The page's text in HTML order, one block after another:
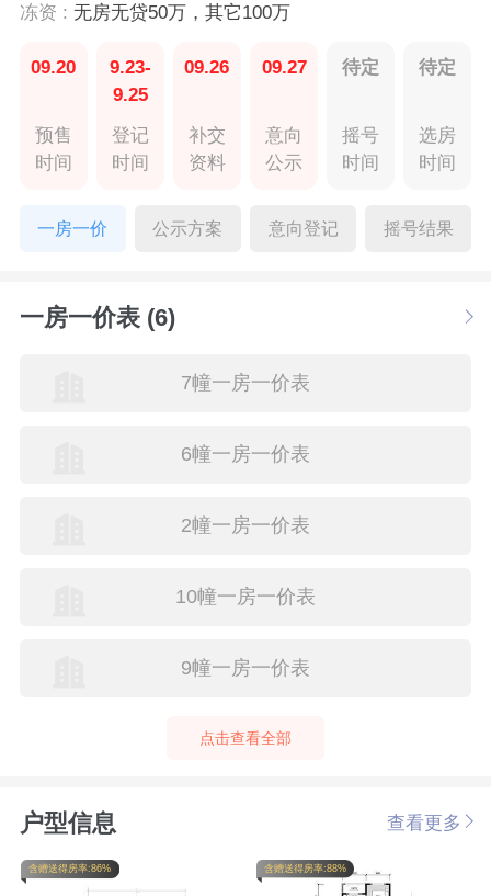
冻资 : 无房无贷50万，其它100万
09.20
预售
时间
9.23-
9.25
登记
时间
09.26
补交
资料
09.27
意向
公示
待定
摇号
时间
待定
选房
时间
一房一价 公示方案 意向登记 摇号结果
一房一价表 (6)
7幢一房一价表
6幢一房一价表
2幢一房一价表
10幢一房一价表
9幢一房一价表
点击查看全部
户型信息 查看更多
含赠送得房率:86% 含赠送得房率:88%